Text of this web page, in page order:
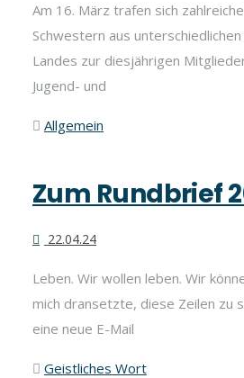
Am 16. März trafen sich
Schwestern aus
Landes zur diesjährigen
Jugend- und
Allgemein
Zum Rundbrief
22.04.24
Leben. Wir wollen leben. Wir
mich dransetzte, diese Zeilen zu
eine neue E-Mail
Geistliches Wort